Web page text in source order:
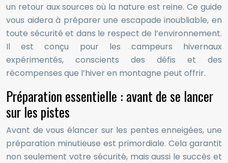
un retour aux sources où la nature est reine. Ce guide
vous aidera à préparer une escapade inoubliable, en
toute sécurité et dans le respect de l’environnement.
Il est conçu pour les campeurs hivernaux
expérimentés, conscients des défis et des
récompenses que l’hiver en montagne peut offrir.
Préparation essentielle : avant de se lancer
sur les pistes
Avant de vous élancer sur les pentes enneigées, une
préparation minutieuse est primordiale. Cela garantit
non seulement votre sécurité, mais aussi le succès et